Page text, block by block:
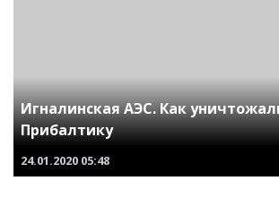
Игналинская АЭС. Как
Прибалтику
24.01.2020 05:48